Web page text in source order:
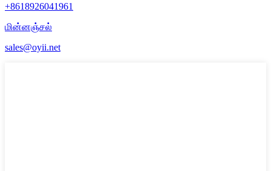
+8618926041961
மின்னஞ்சல்
sales@oyii.net